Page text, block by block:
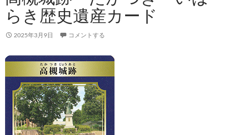
らき歴史遺産カード
2025年3月9日 コメントする